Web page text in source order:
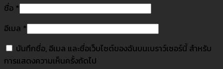
ชื่อ *
อีเมล *
บันทึกชื่อ, อีเมล และชื่อเว็บไซต์ของฉันบนเบราว์เซอร์นี้ สำหรับ
การแสดงความเห็นครั้งถัดไป